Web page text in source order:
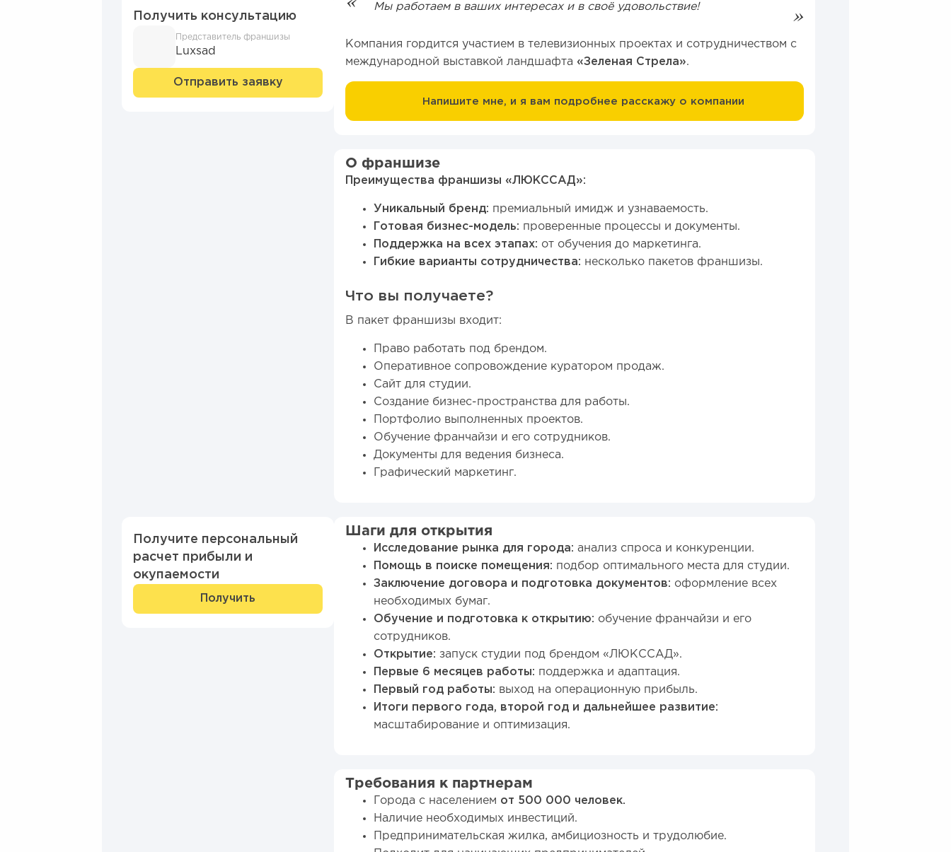
Получить консультацию
Представитель франшизы
Luxsad
Отправить заявку
Получите персональный
расчет прибыли и
окупаемости
Получить
Мы работаем в ваших интересах и в своё удовольствие!
Компания гордится участием в телевизионных проектах и сотрудничеством с
международной выставкой ландшафта «Зеленая Стрела».
Напишите мне, и я вам подробнее расскажу о компании
О франшизе
Преимущества франшизы «ЛЮКССАД»:
Уникальный бренд: премиальный имидж и узнаваемость.
Готовая бизнес-модель: проверенные процессы и документы.
Поддержка на всех этапах: от обучения до маркетинга.
Гибкие варианты сотрудничества: несколько пакетов франшизы.
Что вы получаете?
В пакет франшизы входит:
Право работать под брендом.
Оперативное сопровождение куратором продаж.
Сайт для студии.
Создание бизнес-пространства для работы.
Портфолио выполненных проектов.
Обучение франчайзи и его сотрудников.
Документы для ведения бизнеса.
Графический маркетинг.
Шаги для открытия
Исследование рынка для города: анализ спроса и конкуренции.
Помощь в поиске помещения: подбор оптимального места для студии.
Заключение договора и подготовка документов: оформление всех
необходимых бумаг.
Обучение и подготовка к открытию: обучение франчайзи и его
сотрудников.
Открытие: запуск студии под брендом «ЛЮКССАД».
Первые 6 месяцев работы: поддержка и адаптация.
Первый год работы: выход на операционную прибыль.
Итоги первого года, второй год и дальнейшее развитие:
масштабирование и оптимизация.
Требования к партнерам
Города с населением от 500 000 человек.
Наличие необходимых инвестиций.
Предпринимательская жилка, амбициозность и трудолюбие.